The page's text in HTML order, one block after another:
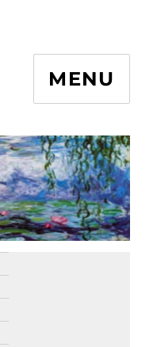
MENU